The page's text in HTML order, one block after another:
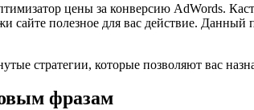
цены за конверсию AdWords.
сайте полезное для вас действие. Данный
стратегии, которые позволяют вас
фразам